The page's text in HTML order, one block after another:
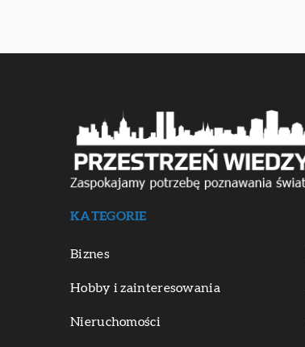
KATEGORIE
Biznes
Hobby i zainteresowania
Nieruchomości